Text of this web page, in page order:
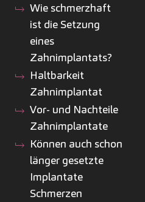
Wie schmerzhaft
ist die Setzung
eines
Zahnimplantats?
Haltbarkeit
Zahnimplantat
Vor- und Nachteile
Zahnimplantate
Können auch schon
länger gesetzte
Implantate
Schmerzen